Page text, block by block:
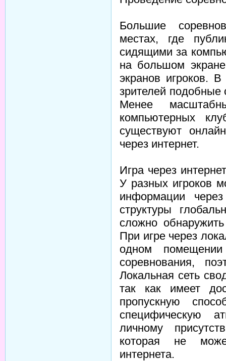
Большие
местах, где
сидящими за
на большом
экранов игроков.
зрителей подобные
Менее
компьютерных
существуют
через интернет.
Игра через
У разных игроков
информации
структуры
сложно
При игре через
одном
соревнования,
Локальная сеть
так как имеет
пропускную
специфическую
личному
которая не
интернета.